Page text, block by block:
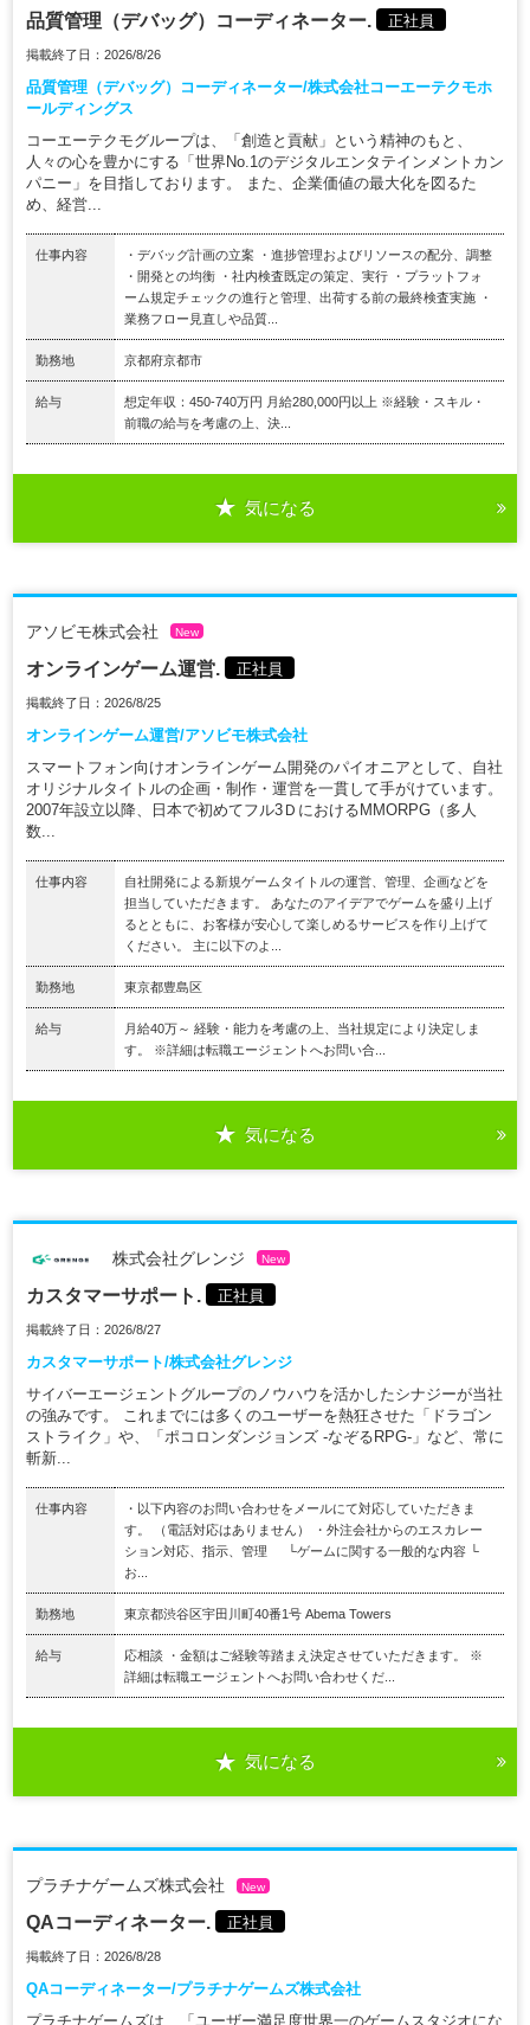
品質管理（デバッグ）コーディネーター. 正社員
掲載終了日：2026/8/26
品質管理（デバッグ）コーディネーター/株式会社コーエーテクモホ
ールディングス
コーエーテクモグループは、「創造と貢献」という精神のもと、
人々の心を豊かにする「世界No.1のデジタルエンタテインメントカン
パニー」を目指しております。 また、企業価値の最大化を図るた
め、経営...
仕事内容
・デバッグ計画の立案 ・進捗管理およびリソースの配分、調整
・開発との均衡 ・社内検査既定の策定、実行 ・プラットフォ
ーム規定チェックの進行と管理、出荷する前の最終検査実施 ・
業務フロー見直しや品質...
勤務地 京都府京都市
給与
想定年収：450-740万円 月給280,000円以上 ※経験・スキル・
前職の給与を考慮の上、決...
気になる
アソビモ株式会社 New
オンラインゲーム運営. 正社員
掲載終了日：2026/8/25
オンラインゲーム運営/アソビモ株式会社
スマートフォン向けオンラインゲーム開発のパイオニアとして、自社
オリジナルタイトルの企画・制作・運営を一貫して手がけています。
2007年設立以降、日本で初めてフル3ＤにおけるMMORPG（多人
数...
仕事内容
自社開発による新規ゲームタイトルの運営、管理、企画などを
担当していただきます。 あなたのアイデアでゲームを盛り上げ
るとともに、お客様が安心して楽しめるサービスを作り上げて
ください。 主に以下のよ...
勤務地 東京都豊島区
給与
月給40万～ 経験・能力を考慮の上、当社規定により決定しま
す。 ※詳細は転職エージェントへお問い合...
気になる
株式会社グレンジ New
カスタマーサポート. 正社員
掲載終了日：2026/8/27
カスタマーサポート/株式会社グレンジ
サイバーエージェントグループのノウハウを活かしたシナジーが当社
の強みです。 これまでには多くのユーザーを熱狂させた「ドラゴン
ストライク」や、「ポコロンダンジョンズ -なぞるRPG-」など、常に
斬新...
仕事内容
・以下内容のお問い合わせをメールにて対応していただきま
す。 （電話対応はありません） ・外注会社からのエスカレー
ション対応、指示、管理 └ゲームに関する一般的な内容 └
お...
勤務地 東京都渋谷区宇田川町40番1号 Abema Towers
給与
応相談 ・金額はご経験等踏まえ決定させていただきます。 ※
詳細は転職エージェントへお問い合わせくだ...
気になる
プラチナゲームズ株式会社 New
QAコーディネーター. 正社員
掲載終了日：2026/8/28
QAコーディネーター/プラチナゲームズ株式会社
プラチナゲームズは、「ユーザー満足度世界一のゲームスタジオにな